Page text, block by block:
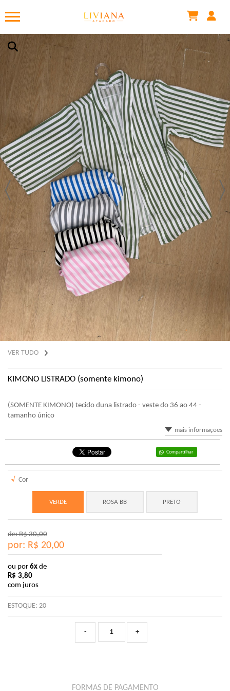
VER TUDO
KIMONO LISTRADO (somente kimono)
(SOMENTE KIMONO) tecido duna listrado - veste do 36 ao 44 -
tamanho único
mais informações
Compartilhar
√ Cor
VERDE ROSA BB PRETO
de: R$30,00
por: R$ 20,00
ou por 6x de
R$ 3,80
com juros
ESTOQUE: 20
+
-
FORMAS DE PAGAMENTO